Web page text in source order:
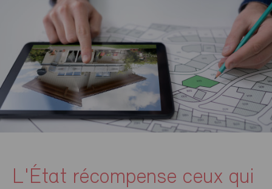
L'État récompense ceux qui